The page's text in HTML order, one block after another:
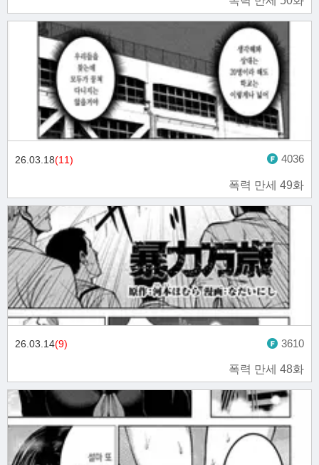
폭력 만세 49화
26.03.18(11) 4036
폭력 만세 48화
26.03.14(9) 3610